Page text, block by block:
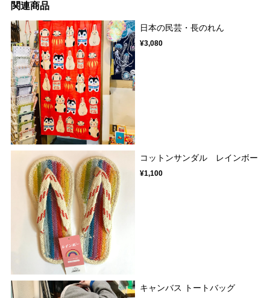
関連商品
日本の民芸・長のれん
¥3,080
コットンサンダル レインボー
¥1,100
キャンバス トートバッグ